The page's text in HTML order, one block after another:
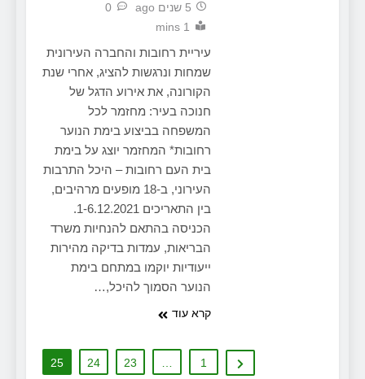
5 שנים ago
0
1 mins
עיריית רחובות והחברה העירונית
שמחות ונרגשות להציג, אחרי שנת
הקורונה, את אירוע הדגל של
חנוכה בעיר: מחזמר לכל
המשפחה בביצוע בימת הנוער
רחובות* המחזמר יוצג על בימת
בית העם רחובות – היכל התרבות
העירוני, ב-18 מופעים מרהיבים,
בין התאריכים 1-6.12.2021.
הכניסה בהתאם להנחיות משרד
הבריאות, עמדות בדיקה מהירות
ייעודיות יוקמו במתחם בימת
הנוער הסמוך להיכל,…
קרא עוד
1
…
23
24
25